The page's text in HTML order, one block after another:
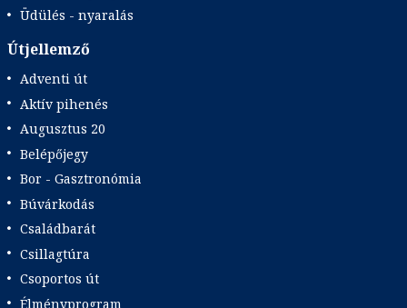
Üdülés - nyaralás
Útjellemző
Adventi út
Aktív pihenés
Augusztus 20
Belépőjegy
Bor - Gasztronómia
Búvárkodás
Családbarát
Csillagtúra
Csoportos út
Élményprogram